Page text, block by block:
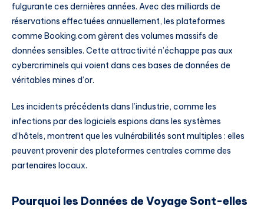
fulgurante ces dernières années. Avec des milliards de
réservations effectuées annuellement, les plateformes
comme Booking.com gèrent des volumes massifs de
données sensibles. Cette attractivité n’échappe pas aux
cybercriminels qui voient dans ces bases de données de
véritables mines d’or.
Les incidents précédents dans l’industrie, comme les
infections par des logiciels espions dans les systèmes
d’hôtels, montrent que les vulnérabilités sont multiples : elles
peuvent provenir des plateformes centrales comme des
partenaires locaux.
Pourquoi les Données de Voyage Sont-elles